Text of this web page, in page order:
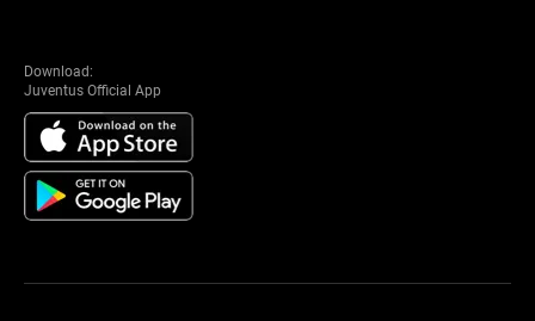
Download:
Juventus Official App